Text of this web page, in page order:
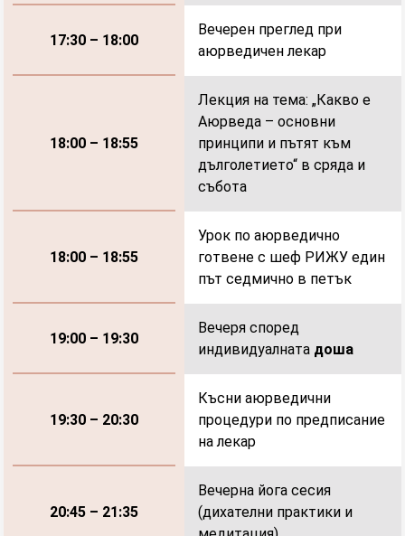
17:30 – 18:00
18:00 – 18:55
18:00 – 18:55
19:00 – 19:30
19:30 – 20:30
20:45 – 21:35
Вечерен преглед при
аюрведичен лекар
Лекция на тема: „Какво е
Аюрведа – основни
принципи и пътят към
дълголетието“ в сряда и
събота
Урок по аюрведично
готвене с шеф РИЖУ един
път седмично в петък
Вечеря според
индивидуалната доша
Късни аюрведични
процедури по предписание
на лекар
Вечерна йога сесия
(дихателни практики и